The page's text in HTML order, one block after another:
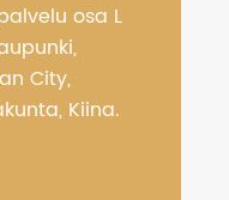
osa L
City,
Kiina.